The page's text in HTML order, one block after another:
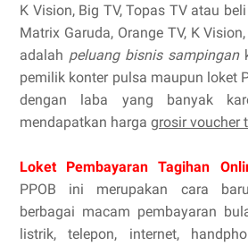
K Vision, Big TV, Topas TV atau
Matrix Garuda, Orange TV, K
adalah peluang bisnis sampingan
pemilik konter pulsa maupun loket
dengan laba yang banyak
mendapatkan harga grosir voucher
Loket Pembayaran Tagihan
PPOB ini merupakan cara
berbagai macam pembayaran
listrik, telepon, internet,